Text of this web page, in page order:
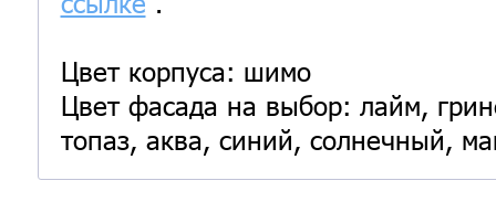
Цвет корпуса: шимо
Цвет фасада на выбор: лайм,
топаз, аква, синий, солнечный,